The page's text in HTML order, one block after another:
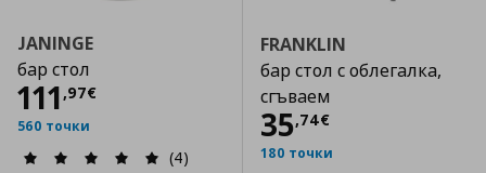
JANINGE
бар стол
111 ,97€
Цена
560 точки
(4)
FRANKLIN
бар стол с облегалка,
сгъваем
35,74€
Цена
180 точки